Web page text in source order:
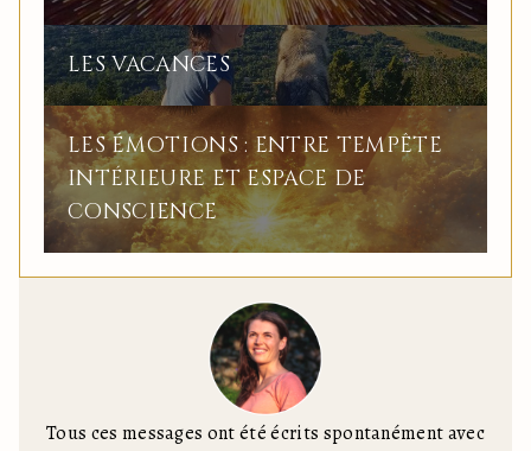
LES VACANCES
LES ÉMOTIONS : ENTRE TEMPÊTE
INTÉRIEURE ET ESPACE DE
CONSCIENCE
Tous ces messages ont été écrits spontanément avec